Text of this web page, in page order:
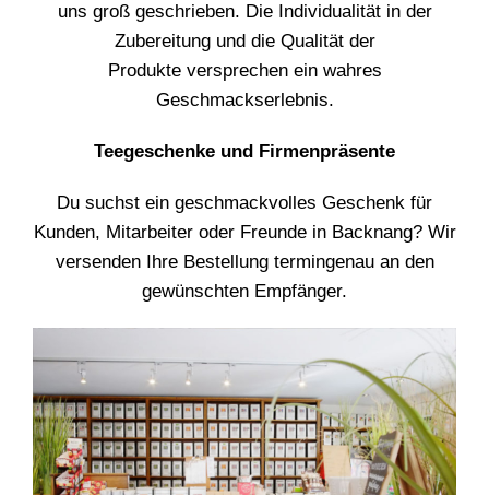
uns groß geschrieben. Die Individualität in der
Zubereitung und die Qualität der
Produkte versprechen ein wahres
Geschmackserlebnis.
Teegeschenke und Firmenpräsente
Du suchst ein geschmackvolles Geschenk für
Kunden, Mitarbeiter oder Freunde in Backnang? Wir
versenden Ihre Bestellung termingenau an den
gewünschten Empfänger.